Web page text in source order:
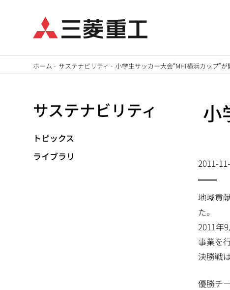
イ
ホーム - サステナビリティ -小学生サッカー大会“MHI横浜カップ”が
小
2011-
地域貢
た。
2011年
事業を
決勝戦
優勝チ
サステナビリティ
トピックス
ライブラリ